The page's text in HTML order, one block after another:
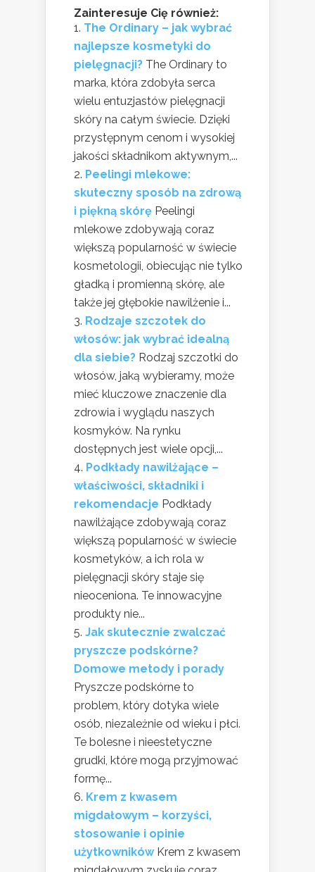
Zainteresuje Cię również:
The Ordinary – jak wybrać
najlepsze kosmetyki do
pielęgnacji? The Ordinary to
marka, która zdobyła serca
wielu entuzjastów pielęgnacji
skóry na całym świecie. Dzięki
przystępnym cenom i wysokiej
jakości składnikom aktywnym,...
Peelingi mlekowe:
skuteczny sposób na zdrową
i piękną skórę Peelingi
mlekowe zdobywają coraz
większą popularność w świecie
kosmetologii, obiecując nie tylko
gładką i promienną skórę, ale
także jej głębokie nawilżenie i...
Rodzaje szczotek do
włosów: jak wybrać idealną
dla siebie? Rodzaj szczotki do
włosów, jaką wybieramy, może
mieć kluczowe znaczenie dla
zdrowia i wyglądu naszych
kosmyków. Na rynku
dostępnych jest wiele opcji,...
Podkłady nawilżające –
właściwości, składniki i
rekomendacje Podkłady
nawilżające zdobywają coraz
większą popularność w świecie
kosmetyków, a ich rola w
pielęgnacji skóry staje się
nieoceniona. Te innowacyjne
produkty nie...
Jak skutecznie zwalczać
pryszcze podskórne?
Domowe metody i porady
Pryszcze podskórne to
problem, który dotyka wiele
osób, niezależnie od wieku i płci.
Te bolesne i nieestetyczne
grudki, które mogą przyjmować
formę...
Krem z kwasem
migdałowym – korzyści,
stosowanie i opinie
użytkowników Krem z kwasem